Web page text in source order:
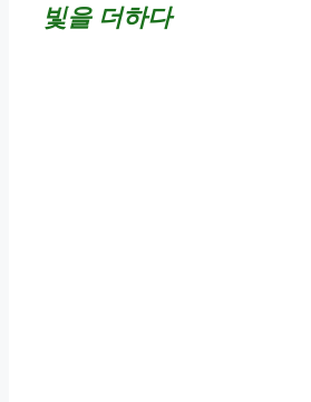
빛을 더하다